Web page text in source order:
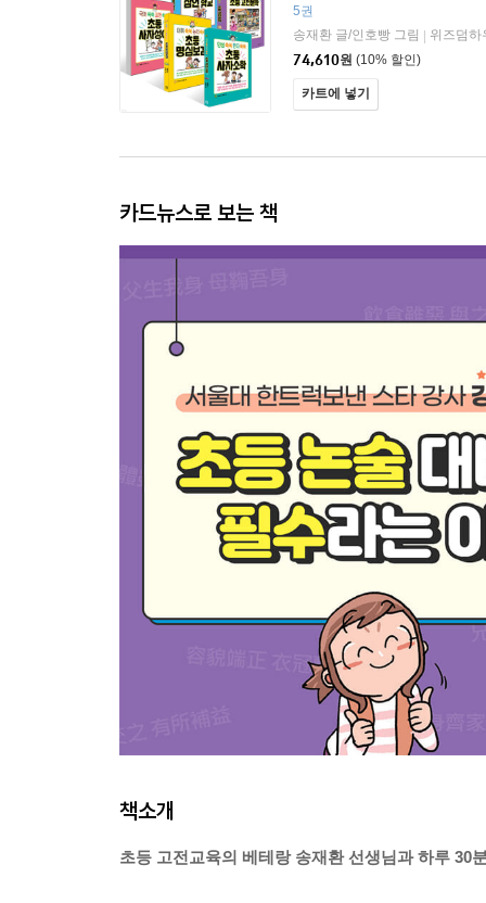
자성어 + 초등 고전문학
5권
송재환 글/인호빵 그림
위즈덤하
74,610원 (10% 할인)
카트에 넣기
카드뉴스로 보는 책
책소개
초등 고전교육의 베테랑 송재환 선생님과 하루 30